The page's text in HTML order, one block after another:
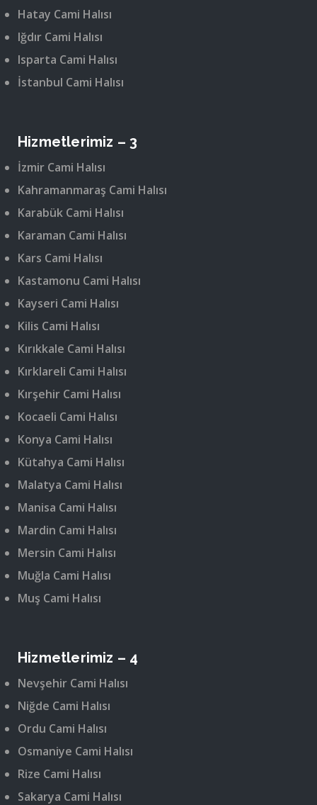
Hatay Cami Halısı
Iğdır Cami Halısı
Isparta Cami Halısı
İstanbul Cami Halısı
Hizmetlerimiz – 3
İzmir Cami Halısı
Kahramanmaraş Cami Halısı
Karabük Cami Halısı
Karaman Cami Halısı
Kars Cami Halısı
Kastamonu Cami Halısı
Kayseri Cami Halısı
Kilis Cami Halısı
Kırıkkale Cami Halısı
Kırklareli Cami Halısı
Kırşehir Cami Halısı
Kocaeli Cami Halısı
Konya Cami Halısı
Kütahya Cami Halısı
Malatya Cami Halısı
Manisa Cami Halısı
Mardin Cami Halısı
Mersin Cami Halısı
Muğla Cami Halısı
Muş Cami Halısı
Hizmetlerimiz – 4
Nevşehir Cami Halısı
Niğde Cami Halısı
Ordu Cami Halısı
Osmaniye Cami Halısı
Rize Cami Halısı
Sakarya Cami Halısı